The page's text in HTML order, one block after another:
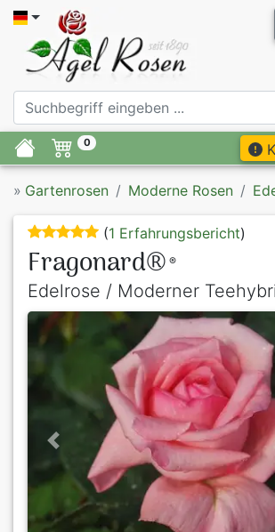
0
» Gartenrosen Moderne Rosen
(1 Erfahrungsbericht)
Fragonard® ®
Edelrose / Moderner
Previous